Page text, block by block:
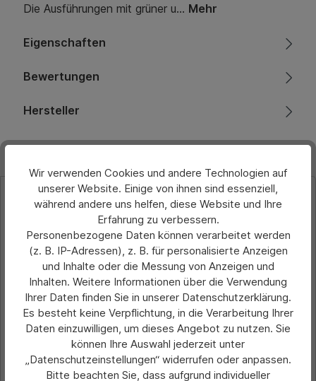
Die Ausführungen mit grüner u… Mehr
Eigenschaften
Bewertungen
Hersteller
Produktgalerie überspringen
Ähnliche Artikel
Wir verwenden Cookies und andere Technologien auf
unserer Website. Einige von ihnen sind essenziell,
während andere uns helfen, diese Website und Ihre
Erfahrung zu verbessern.
Personenbezogene Daten können verarbeitet werden
(z. B. IP-Adressen), z. B. für personalisierte Anzeigen
und Inhalte oder die Messung von Anzeigen und
Inhalten. Weitere Informationen über die Verwendung
Ihrer Daten finden Sie in unserer Datenschutzerklärung.
Es besteht keine Verpflichtung, in die Verarbeitung Ihrer
Daten einzuwilligen, um dieses Angebot zu nutzen. Sie
können Ihre Auswahl jederzeit unter
„Datenschutzeinstellungen“ widerrufen oder anpassen.
Bitte beachten Sie, dass aufgrund individueller